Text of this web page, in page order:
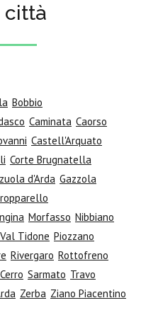
città
Bobbio
Caminata Caorso
Castell'Arquato
Corte Brugnatella
d'Arda Gazzola
Morfasso Nibbiano
Tidone Piozzano
Rivergaro Rottofreno
Sarmato Travo
Zerba Ziano Piacentino